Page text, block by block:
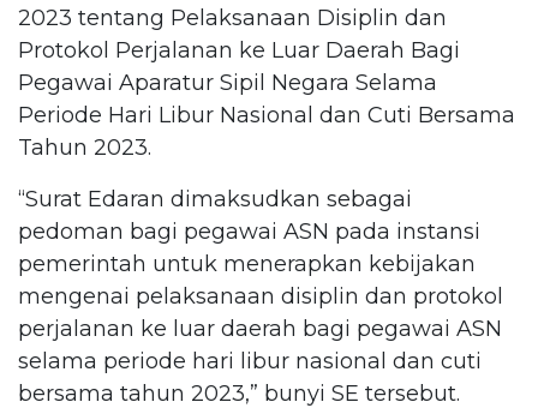
2023 tentang Pelaksanaan Disiplin dan
Protokol Perjalanan ke Luar Daerah Bagi
Pegawai Aparatur Sipil Negara Selama
Periode Hari Libur Nasional dan Cuti Bersama
Tahun 2023.
“Surat Edaran dimaksudkan sebagai
pedoman bagi pegawai ASN pada instansi
pemerintah untuk menerapkan kebijakan
mengenai pelaksanaan disiplin dan protokol
perjalanan ke luar daerah bagi pegawai ASN
selama periode hari libur nasional dan cuti
bersama tahun 2023,” bunyi SE tersebut.